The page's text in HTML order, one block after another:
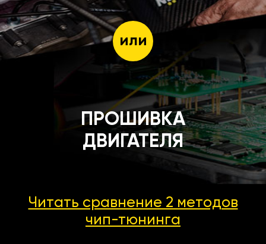
или
ПРОШИВКА
ДВИГАТЕЛЯ
Читать сравнение 2 методов
чип-тюнинга